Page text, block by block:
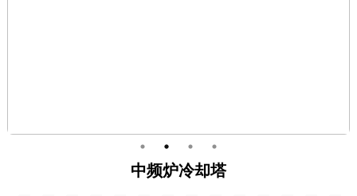
中频炉冷却塔